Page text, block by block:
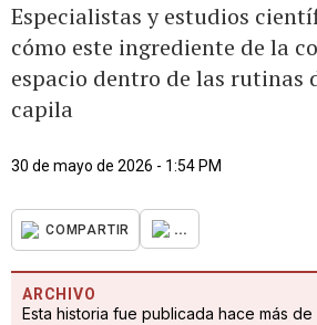
Especialistas y estudios
cómo este ingrediente de la
espacio dentro de las rutinas
capila
30 de mayo de 2026 - 1:54 PM
COMPARTIR ...
ARCHIVO
Esta historia fue publicada hace más de